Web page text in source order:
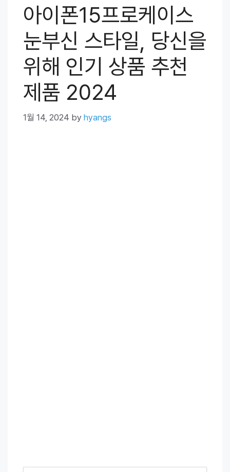
아이폰15프로케이스
눈부신 스타일, 당신을
위해 인기 상품 추천
제품 2024
1월 14, 2024 by hyangs